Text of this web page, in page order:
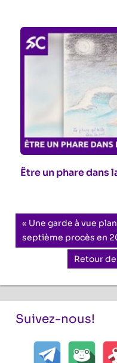
Être un phare dans
Navigation
de
l’article
Previous
Post:
Une garde à vue
septième procès en
Next
Retour
Suivez-nous!